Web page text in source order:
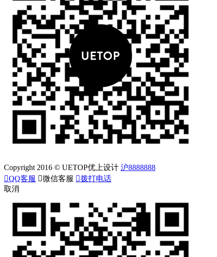
Copyright 2016 © UETOP优上设计 沪8888888
QQ客服 微信客服 拨打电话
取消